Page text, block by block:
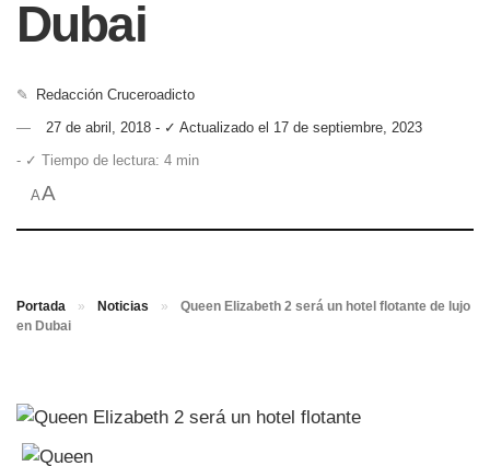
Dubai
✎
Redacción Cruceroadicto
27 de abril, 2018 - ✓ Actualizado el 17 de septiembre, 2023
- ✓ Tiempo de lectura: 4 min
AA
Portada » Noticias »
Queen Elizabeth 2 será un hotel flotante de lujo
en Dubai